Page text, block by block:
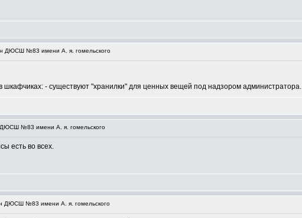
ДЮСШ №83 имени А. я. гомельского
шкафчиках: - существуют "хранилки" для ценных вещей под надзором администратора.
№83 имени А. я. гомельского
есть во всех.
ДЮСШ №83 имени А. я. гомельского